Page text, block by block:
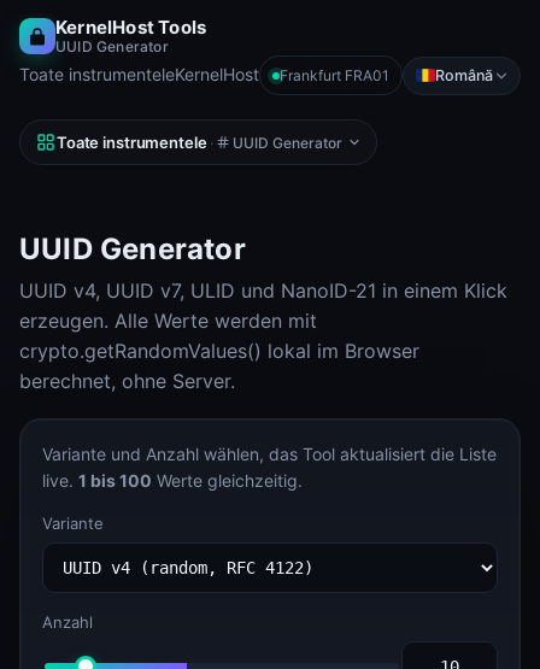
KernelHost Tools
UUID Generator
Toate instrumenteleKernelHost Frankfurt FRA01 Română
Toate instrumentele · UUID Generator
UUID Generator
UUID v4, UUID v7, ULID und NanoID-21 in einem Klick
erzeugen. Alle Werte werden mit
crypto.getRandomValues() lokal im Browser
berechnet, ohne Server.
Variante und Anzahl wählen, das Tool aktualisiert die Liste
live. 1 bis 100 Werte gleichzeitig.
Variante
Anzahl